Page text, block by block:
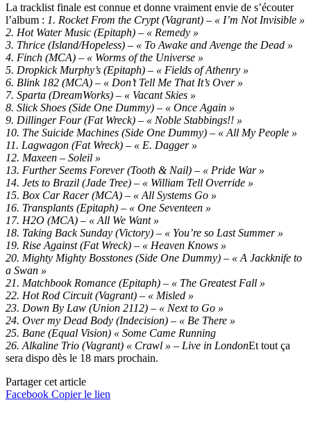
La tracklist finale est connue et donne vraiment envie de s’écouter
l’album : 1. Rocket From the Crypt (Vagrant) – « I’m Not Invisible »
2. Hot Water Music (Epitaph) – « Remedy »
3. Thrice (Island/Hopeless) – « To Awake and Avenge the Dead »
4. Finch (MCA) – « Worms of the Universe »
5. Dropkick Murphy’s (Epitaph) – « Fields of Athenry »
6. Blink 182 (MCA) – « Don’t Tell Me That It’s Over »
7. Sparta (DreamWorks) – « Vacant Skies »
8. Slick Shoes (Side One Dummy) – « Once Again »
9. Dillinger Four (Fat Wreck) – « Noble Stabbings!! »
10. The Suicide Machines (Side One Dummy) – « All My People »
11. Lagwagon (Fat Wreck) – « E. Dagger »
12. Maxeen – Soleil »
13. Further Seems Forever (Tooth & Nail) – « Pride War »
14. Jets to Brazil (Jade Tree) – « William Tell Override »
15. Box Car Racer (MCA) – « All Systems Go »
16. Transplants (Epitaph) – « One Seventeen »
17. H2O (MCA) – « All We Want »
18. Taking Back Sunday (Victory) – « You’re so Last Summer »
19. Rise Against (Fat Wreck) – « Heaven Knows »
20. Mighty Mighty Bosstones (Side One Dummy) – « A Jackknife to
a Swan »
21. Matchbook Romance (Epitaph) – « The Greatest Fall »
22. Hot Rod Circuit (Vagrant) – « Misled »
23. Down By Law (Union 2112) – « Next to Go »
24. Over my Dead Body (Indecision) – « Be There »
25. Bane (Equal Vision) « Some Came Running
26. Alkaline Trio (Vagrant) « Crawl » – Live in LondonEt tout ça
sera dispo dès le 18 mars prochain.
Partager cet article
Facebook Copier le lien